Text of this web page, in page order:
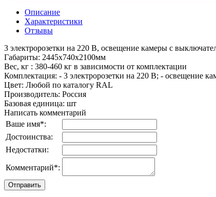
Описание
Характеристики
Отзывы
3 электророзетки на 220 В, освещение камеры с
Габариты: 2445х740х2100мм
Вес, кг : 380-460 кг в зависимости от комплектации
Комплектация: - 3 электророзетки на 220 В; - освещение
Цвет: Любой по каталогу RAL
Производитель: Россия
Базовая единица: шт
Написать комментарий
Ваше имя*:
Достоинства:
Недостатки:
Комментарий*: